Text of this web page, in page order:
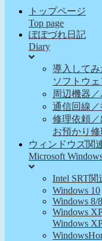
トップページ
Top page
ぽぽづれ日記
Diary
導入してみ
ソフトウ
周辺機器
通信回線
修理依頼
お預かり
ウィンドウズ関
Microsoft
Intel SRT関
Windows 10
Windows 8/
Windows
Windows